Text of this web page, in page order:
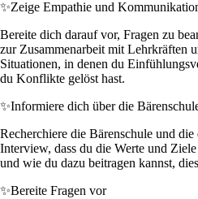
✨Zeige Empathie und
Bereite dich darauf vor, Fragen zu
zur Zusammenarbeit mit Lehrkräften
Situationen, in denen du
du Konflikte gelöst hast.
✨Informiere dich über die
Recherchiere die Bärenschule und
Interview, dass du die Werte und
und wie du dazu beitragen kannst,
✨Bereite Fragen vor